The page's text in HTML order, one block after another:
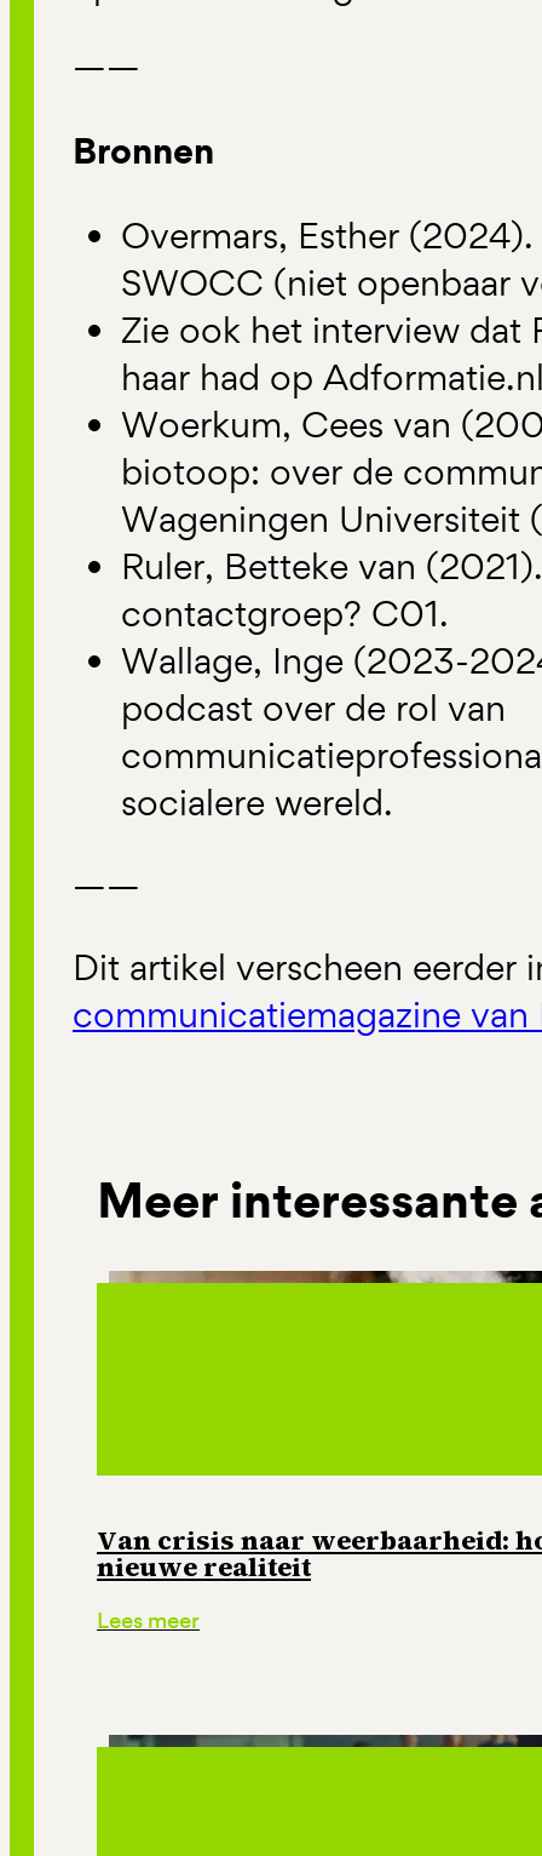
——
Bronnen
Overmars, Esther
SWOCC (niet openbaar
Zie ook het interview dat
haar had op
Woerkum, Cees van
biotoop: over de
Wageningen Universiteit
Ruler, Betteke van
contactgroep? C01.
Wallage, Inge (2023-
podcast over de rol van
socialere wereld.
——
Dit artikel verscheen eerder
communicatiemagazine van
Meer interessante
Van crisis naar weerbaarheid:
nieuwe realiteit
Lees meer